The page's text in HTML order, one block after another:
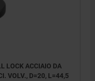
LOCK ACCIAIO DA
VOLV., D=20, L=44,5